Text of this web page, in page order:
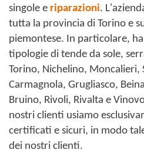
singole e riparazioni.
tutta la provincia di Torino e
piemontese. In particolare,
tipologie di tende da sole,
Torino, Nichelino, Moncalieri,
Carmagnola, Grugliasco,
Bruino, Rivoli, Rivalta e
nostri clienti usiamo
certificati e sicuri, in modo
dei nostri clienti.